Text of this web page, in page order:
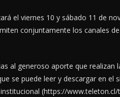
el viernes 10 y sábado 11 de
conjuntamente los canales
al generoso aporte que realizan
se puede leer y descargar en el
(https://